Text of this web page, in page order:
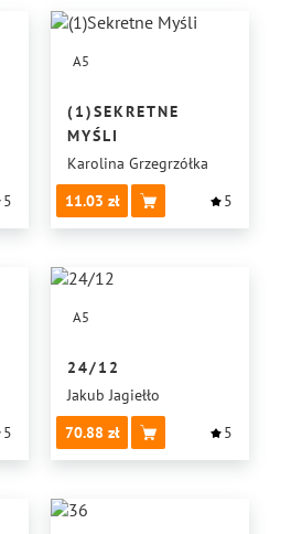
5
A5
(1)SEKRETNE
MYŚLI
Karolina Grzegrzółka
11.03
5
5
A5
24/12
Jakub Jagiełło
70.88
5